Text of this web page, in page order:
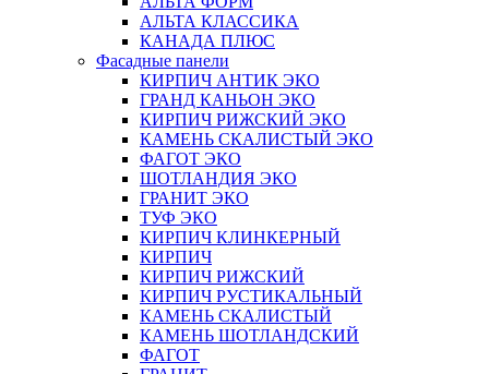
АЛЬТА КЛАССИКА
КАНАДА ПЛЮС
Фасадные панели
КИРПИЧ АНТИК ЭКО
ГРАНД КАНЬОН ЭКО
КИРПИЧ РИЖСКИЙ ЭКО
КАМЕНЬ СКАЛИСТЫЙ ЭКО
ФАГОТ ЭКО
ШОТЛАНДИЯ ЭКО
ГРАНИТ ЭКО
ТУФ ЭКО
КИРПИЧ КЛИНКЕРНЫЙ
КИРПИЧ
КИРПИЧ РИЖСКИЙ
КИРПИЧ РУСТИКАЛЬНЫЙ
КАМЕНЬ СКАЛИСТЫЙ
КАМЕНЬ ШОТЛАНДСКИЙ
ФАГОТ